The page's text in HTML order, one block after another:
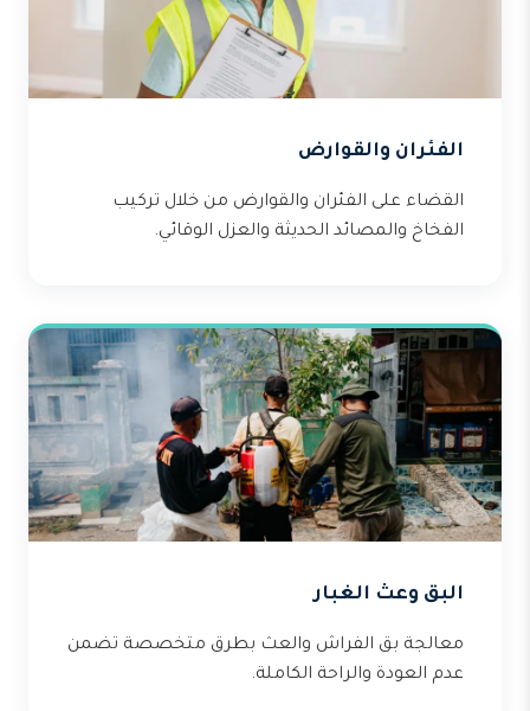
الفئران والقوارض
القضاء على الفئران والقوارض من خلال تركيب
الفخاخ والمصائد الحديثة والعزل الوقائي.
البق وعث الغبار
معالجة بق الفراش والعث بطرق متخصصة تضمن
عدم العودة والراحة الكاملة.